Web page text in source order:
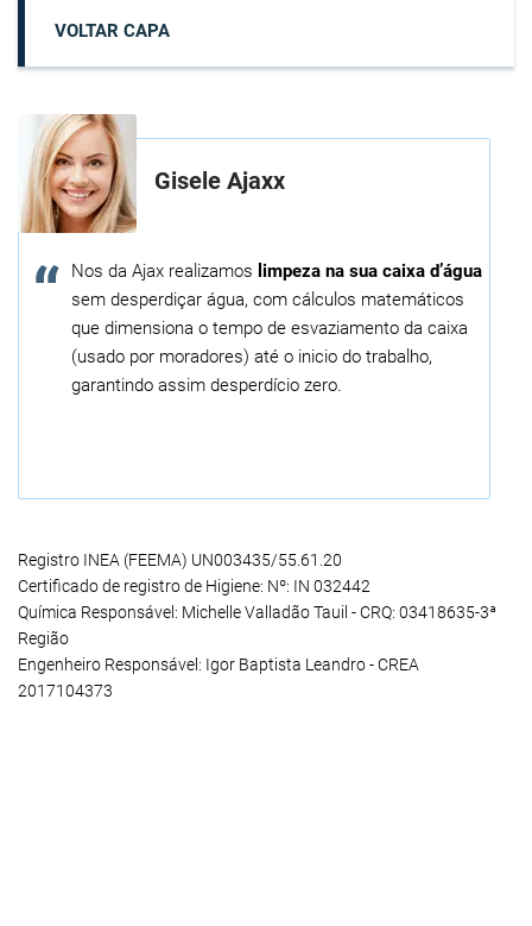
VOLTAR CAPA
Gisele Ajaxx
Nos da Ajax realizamos limpeza na sua caixa d’água
sem desperdiçar água, com cálculos matemáticos
que dimensiona o tempo de esvaziamento da caixa
(usado por moradores) até o inicio do trabalho,
garantindo assim desperdício zero.
Registro INEA (FEEMA) UN003435/55.61.20
Certificado de registro de Higiene: Nº: IN 032442
Química Responsável: Michelle Valladão Tauil - CRQ: 03418635-3ª
Região
Engenheiro Responsável: Igor Baptista Leandro - CREA
2017104373